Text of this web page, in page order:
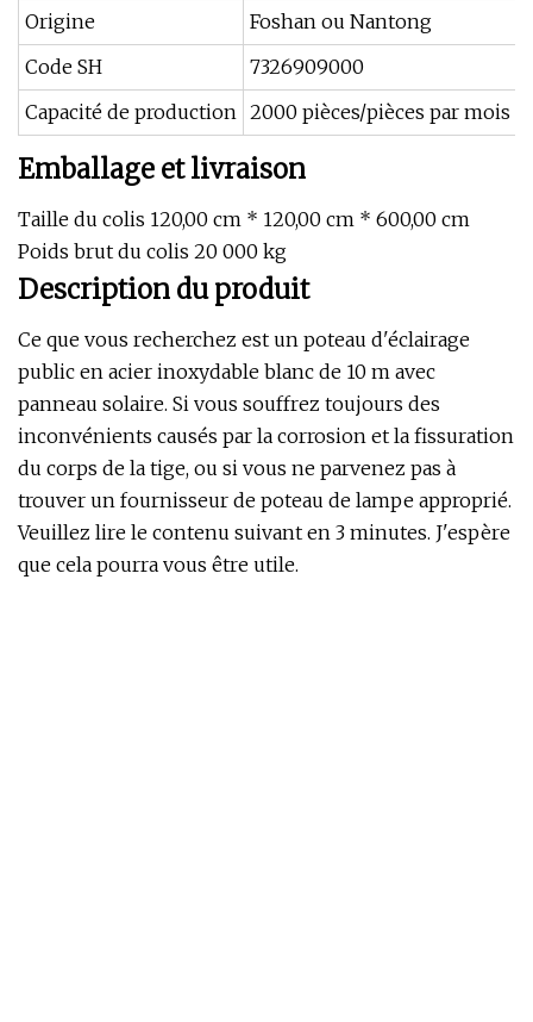
Origine
Foshan ou Nantong
Code SH
7326909000
Capacité de production 2000 pièces/pièces par mois
Emballage et livraison
Taille du colis 120,00 cm * 120,00 cm * 600,00 cm
Poids brut du colis 20 000 kg
Description du produit
Ce que vous recherchez est un poteau d'éclairage
public en acier inoxydable blanc de 10 m avec
panneau solaire. Si vous souffrez toujours des
inconvénients causés par la corrosion et la fissuration
du corps de la tige, ou si vous ne parvenez pas à
trouver un fournisseur de poteau de lampe approprié.
Veuillez lire le contenu suivant en 3 minutes. J'espère
que cela pourra vous être utile.